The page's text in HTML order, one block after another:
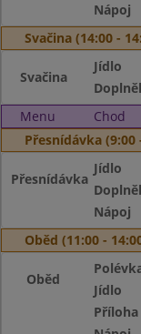
Nápoj
Svačina (14:00 -
Svačina
Jídlo
Menu
Chod
Přesnídávka (9:00
Přesnídávka
Jídlo
Nápoj
Oběd (11:00 -
Oběd
Jídlo
Příloha